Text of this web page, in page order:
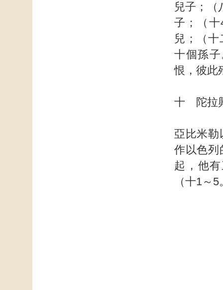
兒子；（
子；（
兒；（
十個孫
恨，彼此
十 陀拉
亞比米勒
作以色列
起，他
（十1～